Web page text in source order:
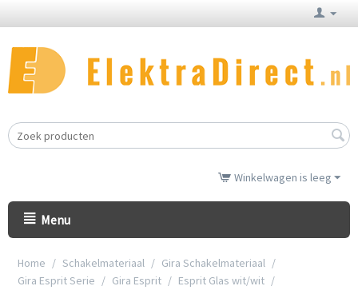
Winkelwagen is leeg
Menu
Home / Schakelmateriaal / Gira Schakelmateriaal /
Gira Esprit Serie / Gira Esprit / Esprit Glas wit/wit /